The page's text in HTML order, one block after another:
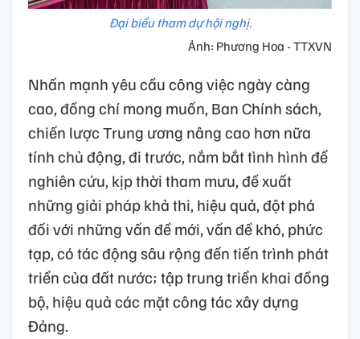
Đại biểu tham dự hội nghị.
Ảnh: Phương Hoa - TTXVN
Nhấn mạnh yêu cầu công việc ngày càng
cao, đồng chí mong muốn, Ban Chính sách,
chiến lược Trung ương nâng cao hơn nữa
tính chủ động, đi trước, nắm bắt tình hình để
nghiên cứu, kịp thời tham mưu, đề xuất
những giải pháp khả thi, hiệu quả, đột phá
đối với những vấn đề mới, vấn đề khó, phức
tạp, có tác động sâu rộng đến tiến trình phát
triển của đất nước; tập trung triển khai đồng
bộ, hiệu quả các mặt công tác xây dựng
Đảng.